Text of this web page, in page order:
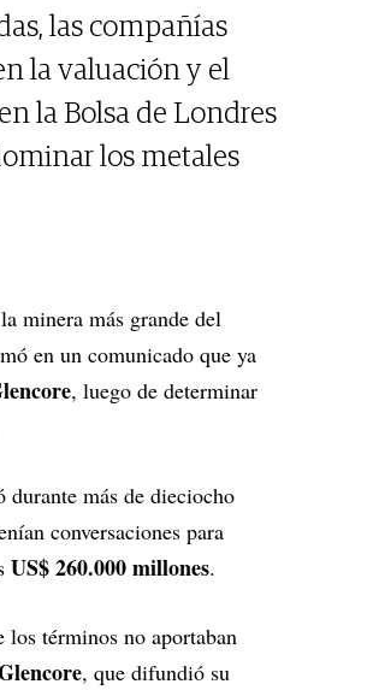
las compañías
la valuación y el
la Bolsa de Londres
los metales
minera más grande del
en un comunicado que ya
, luego de determinar
durante más de dieciocho
conversaciones para
US$ 260.000 millones.
términos no aportaban
, que difundió su